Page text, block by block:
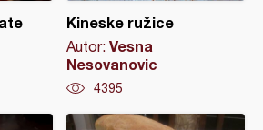
Kineske ružice
Autor: Vesna
Nesovanovic
4395